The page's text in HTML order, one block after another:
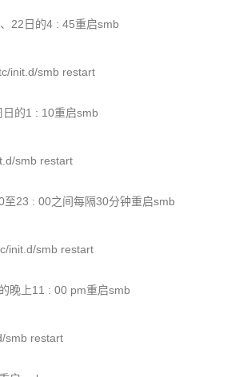
22日的4 : 45重启smb
init.d/smb restart
的1 : 10重启smb
smb restart
至23 : 00之间每隔30分钟重启smb
init.d/smb restart
晚上11 : 00 pm重启smb
smb restart